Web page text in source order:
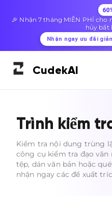
🎉 Nhận 7 tháng MIỄN PHÍ
hủy bất
Nhận ngay ưu đãi
CudekAI
Trình kiểm
Kiểm tra nội dung trùng
công cụ kiểm tra đạo văn
tệp, dán văn bản hoặc
nhận ngay các đề xuất